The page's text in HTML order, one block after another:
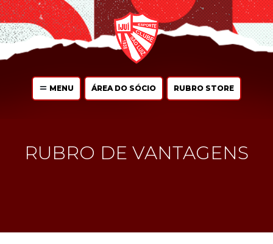
MENU ÁREA DO SÓCIO RUBRO STORE
RUBRO DE VANTAGENS